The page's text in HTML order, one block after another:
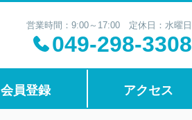
営業時間：9:00～17:00 定休日：水曜日
049-298-3308
会員登録 アクセス